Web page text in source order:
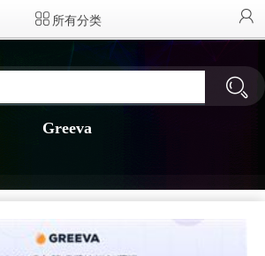
所有分类
Greeva